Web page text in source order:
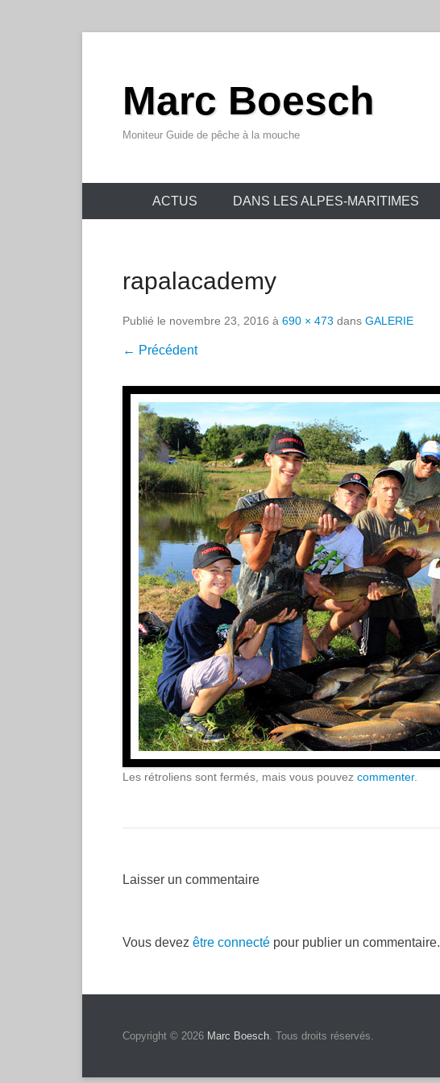
Marc Boesch
Moniteur Guide de pêche à la mouche
Menu principal
Aller au contenu
ACTUS DANS LES ALPES-MARITIMES
rapalacademy
Publié le novembre 23, 2016 à 690 × 473 dans GALERIE
← Précédent
Les rétroliens sont fermés, mais vous pouvez commenter.
Laisser un commentaire
Vous devez être connecté pour publier un commentaire.
Copyright © 2026 Marc Boesch. Tous droits réservés.